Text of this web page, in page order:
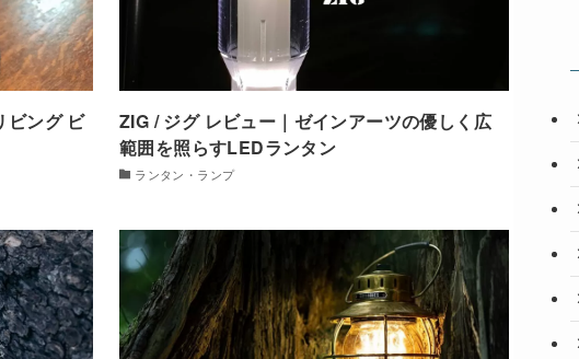
ビング ビ
ZIG / ジグ レビュー｜ゼインアーツの優しく広
範囲を照らすLEDランタン
ランタン・ランプ